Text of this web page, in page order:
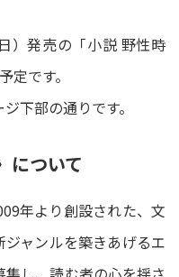
）発売の「⼩説 野性時
です。
下部の通りです。
について
年より創設された、⽂
ャンルを築きあげるエ